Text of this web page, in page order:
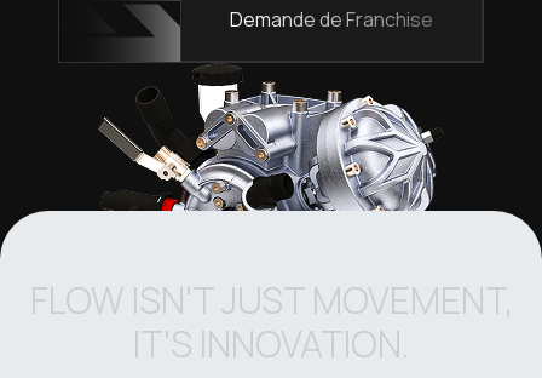
Demande de Franchise
FLOW ISN'T JUST MOVEMENT,
IT'S INNOVATION.